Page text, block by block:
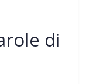
di